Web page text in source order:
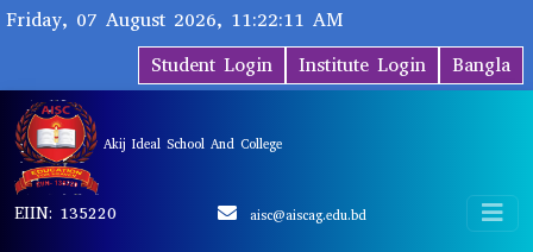
Friday, 07 August 2026, 11:22:11 AM
Bangla
Institute Login
Student Login
Akij Ideal School And College
EIIN: 135220 aisc@aiscag.edu.bd